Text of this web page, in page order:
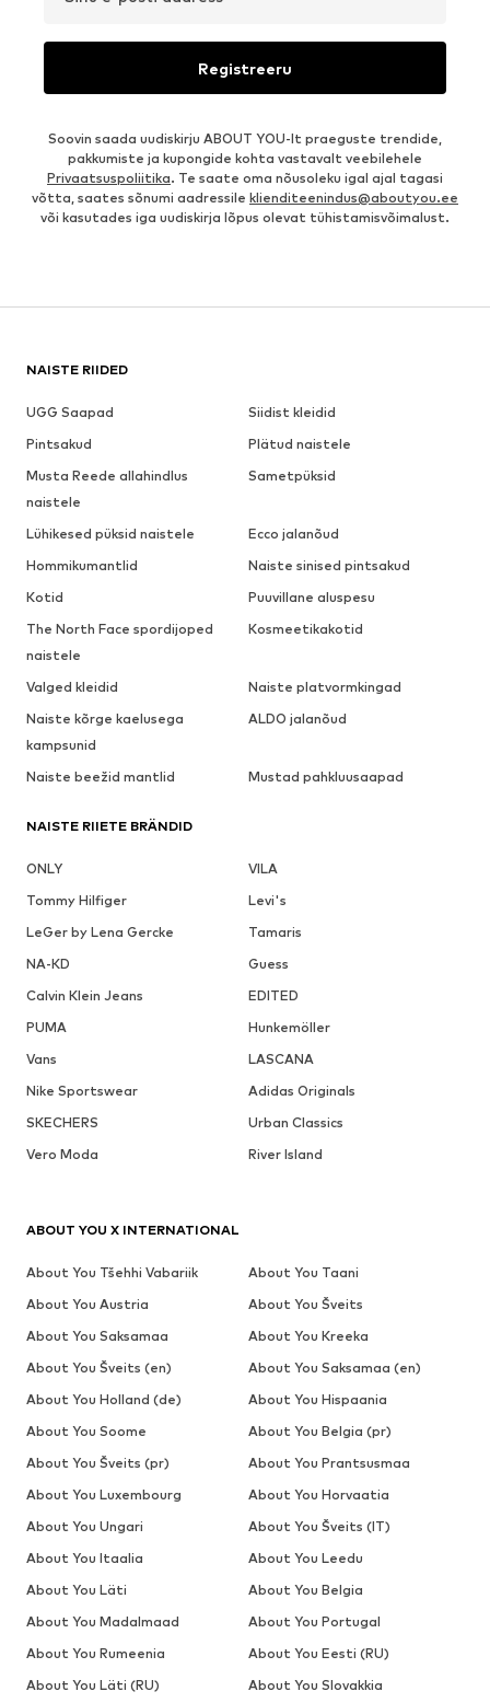
Registreeru
Soovin saada uudiskirju ABOUT YOU-lt praeguste trendide,
pakkumiste ja kupongide kohta vastavalt veebilehele
Privaatsuspoliitika. Te saate oma nõusoleku igal ajal tagasi
võtta, saates sõnumi aadressile klienditeenindus@aboutyou.ee
või kasutades iga uudiskirja lõpus olevat tühistamisvõimalust.
NAISTE RIIDED
UGG Saapad
Siidist kleidid
Pintsakud
Plätud naistele
Musta Reede allahindlus
naistele
Sametpüksid
Lühikesed püksid naistele
Ecco jalanõud
Hommikumantlid
Naiste sinised pintsakud
Kotid
Puuvillane aluspesu
The North Face spordijoped
naistele
Kosmeetikakotid
Valged kleidid
Naiste platvormkingad
Naiste kõrge kaelusega
kampsunid
ALDO jalanõud
Naiste beežid mantlid Mustad pahkluusaapad
NAISTE RIIETE BRÄNDID
ONLY
VILA
Tommy Hilfiger
Levi's
LeGer by Lena Gercke
Tamaris
NA-KD
Guess
Calvin Klein Jeans
EDITED
PUMA
Hunkemöller
Vans
LASCANA
Nike Sportswear
Adidas Originals
SKECHERS
Urban Classics
Vero Moda
River Island
ABOUT YOU X INTERNATIONAL
About You Tšehhi Vabariik
About You Taani
About You Austria
About You Šveits
About You Saksamaa
About You Kreeka
About You Šveits (en)
About You Saksamaa (en)
About You Holland (de)
About You Hispaania
About You Soome
About You Belgia (pr)
About You Šveits (pr)
About You Prantsusmaa
About You Luxembourg
About You Horvaatia
About You Ungari
About You Šveits (IT)
About You Itaalia
About You Leedu
About You Läti
About You Belgia
About You Madalmaad
About You Portugal
About You Rumeenia
About You Eesti (RU)
About You Läti (RU)
About You Slovakkia